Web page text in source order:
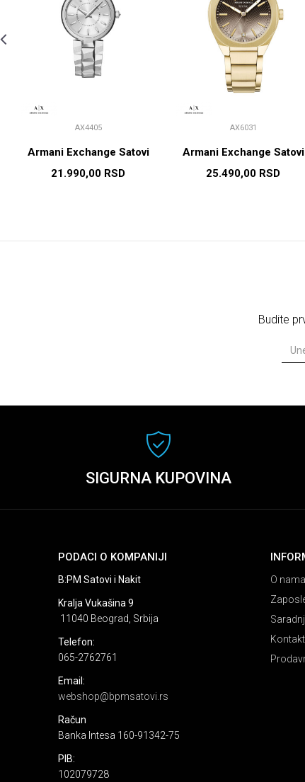
AX4405
Armani Exchange Satovi
21.990,00 RSD
AX6031
Armani Exchange Satovi
25.490,00 RSD
Budite
SIGURNA KUPOVINA
PODACI O KOMPANIJI
B:PM Satovi i Nakit
Kralja Vukašina 9
11040 Beograd, Srbija
Telefon:
065-2762761
Email:
webshop@bpmsatovi.rs
Račun
Banka Intesa 160-91342-75
PIB:
102079728
O nama
Kontakt